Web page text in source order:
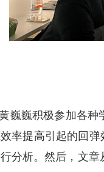
巍巍积极参加各种
率提高引起的回
分析。然后，文